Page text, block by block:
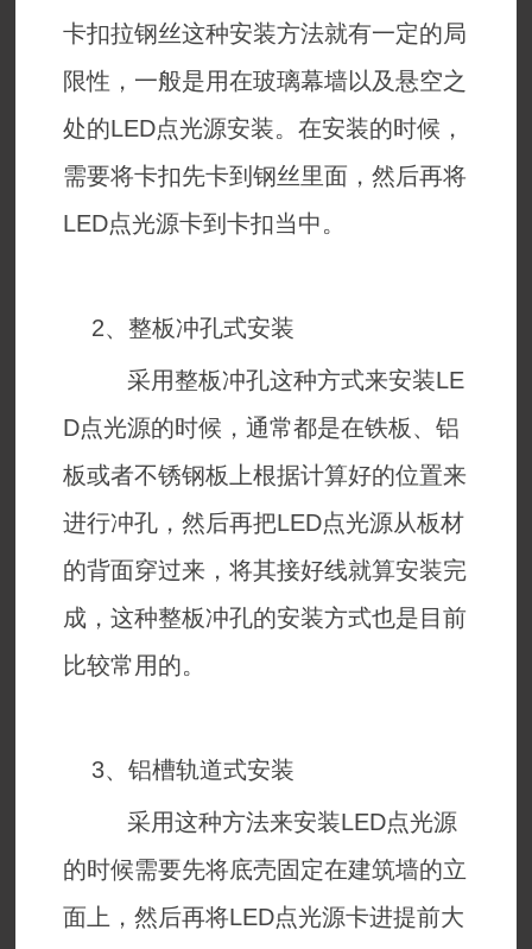
卡扣拉钢丝这种安装方法就有一定的局
限性，一般是用在玻璃幕墙以及悬空之
处的LED点光源安装。在安装的时候，
需要将卡扣先卡到钢丝里面，然后再将
LED点光源卡到卡扣当中。
2、整板冲孔式安装
采用整板冲孔这种方式来安装LE
D点光源的时候，通常都是在铁板、铝
板或者不锈钢板上根据计算好的位置来
进行冲孔，然后再把LED点光源从板材
的背面穿过来，将其接好线就算安装完
成，这种整板冲孔的安装方式也是目前
比较常用的。
3、铝槽轨道式安装
采用这种方法来安装LED点光源
的时候需要先将底壳固定在建筑墙的立
面上，然后再将LED点光源卡进提前大